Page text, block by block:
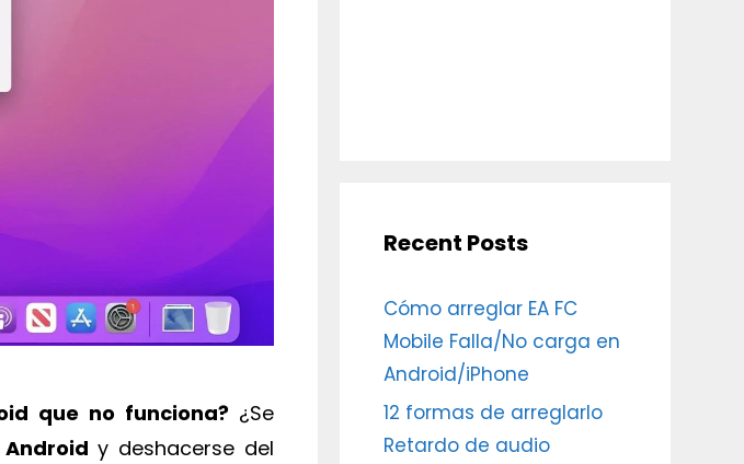
que no funciona? ¿Se
y deshacerse del
Recent Posts
Cómo arreglar EA FC
Mobile Falla/No carga en
Android/iPhone
12 formas de arreglarlo
Retardo de audio